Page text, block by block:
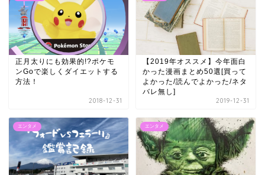
正月太りにも効果的!?ポケモ
ンGoで楽しくダイエットする
方法！
2018-12-31
【2019年オススメ】今年面白
かった漫画まとめ50選[買って
よかった/読んでよかった/ネタ
バレ無し]
2019-12-31
エンタメ エンタメ